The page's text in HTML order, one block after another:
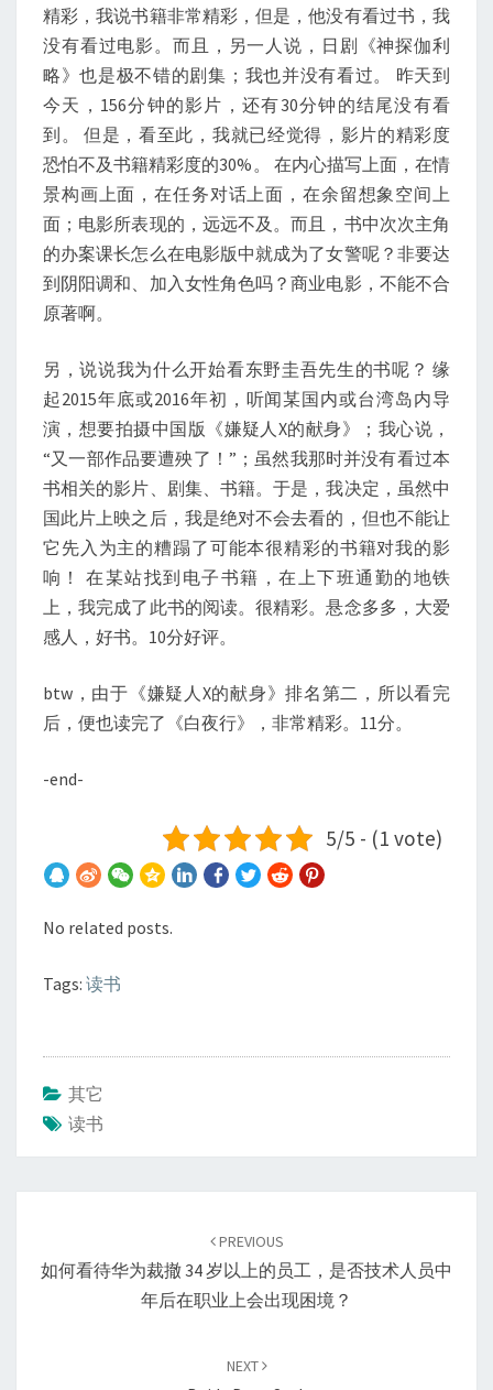
精彩，我说书籍非常精彩，但是，他没有看过书，我
没有看过电影。而且，另一人说，日剧《神探伽利
略》也是极不错的剧集；我也并没有看过。 昨天到
今天，156分钟的影片，还有30分钟的结尾没有看
到。 但是，看至此，我就已经觉得，影片的精彩度
恐怕不及书籍精彩度的30%。 在内心描写上面，在情
景构画上面，在任务对话上面，在余留想象空间上
面；电影所表现的，远远不及。而且，书中次次主角
的办案课长怎么在电影版中就成为了女警呢？非要达
到阴阳调和、加入女性角色吗？商业电影，不能不合
原著啊。
另，说说我为什么开始看东野圭吾先生的书呢？ 缘
起2015年底或2016年初，听闻某国内或台湾岛内导
演，想要拍摄中国版《嫌疑人X的献身》；我心说，
“又一部作品要遭殃了！”；虽然我那时并没有看过本
书相关的影片、剧集、书籍。于是，我决定，虽然中
国此片上映之后，我是绝对不会去看的，但也不能让
它先入为主的糟蹋了可能本很精彩的书籍对我的影
响！ 在某站找到电子书籍，在上下班通勤的地铁
上，我完成了此书的阅读。很精彩。悬念多多，大爱
感人，好书。10分好评。
btw，由于《嫌疑人X的献身》排名第二，所以看完
后，便也读完了《白夜行》，非常精彩。11分。
-end-
5/5 - (1 vote)
No related posts.
Tags: 读书
其它
读书
PREVIOUS
如何看待华为裁撤 34 岁以上的员工，是否技术人员中
年后在职业上会出现困境？
NEXT